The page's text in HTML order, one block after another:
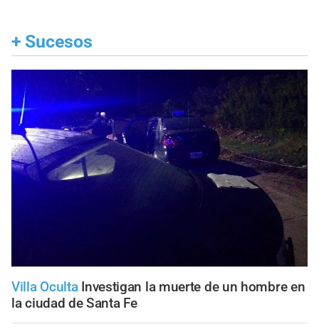
+ Sucesos
Villa Oculta Investigan la muerte de un hombre en
la ciudad de Santa Fe